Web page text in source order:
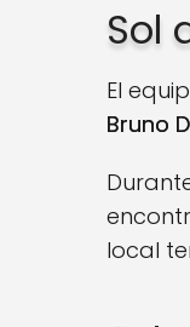
Sol
El
Bruno
local